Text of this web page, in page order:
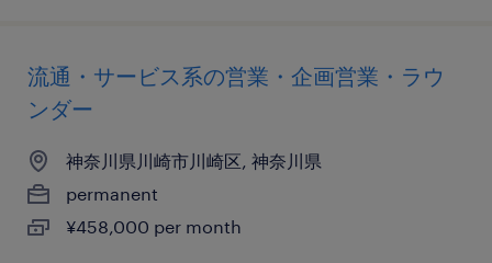
流通・サービス系の営業・企画営業・ラウ
ンダー
神奈川県川崎市川崎区, 神奈川県
permanent
¥458,000 per month